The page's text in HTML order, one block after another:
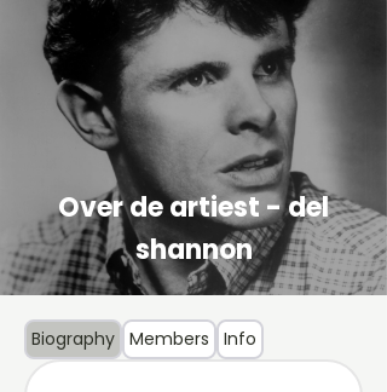
Over de artiest - del
shannon
Biography Members Info